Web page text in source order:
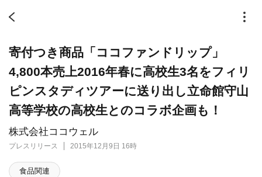
株式会社ココウェル
プレスリリース 2015年12月9日 16時
寄付つき商品「ココファンドリップ」
4,800本売上2016年春に高校生3名をフィリ
ピンスタディツアーに送り出し立命館守山
高等学校の高校生とのコラボ企画も！
食品関連